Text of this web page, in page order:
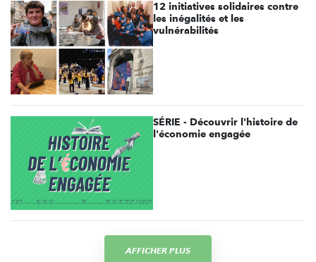
12 initiatives solidaires contre
les inégalités et les
vulnérabilités
SÉRIE - Découvrir l'histoire de
l'économie engagée
AFFICHER PLUS